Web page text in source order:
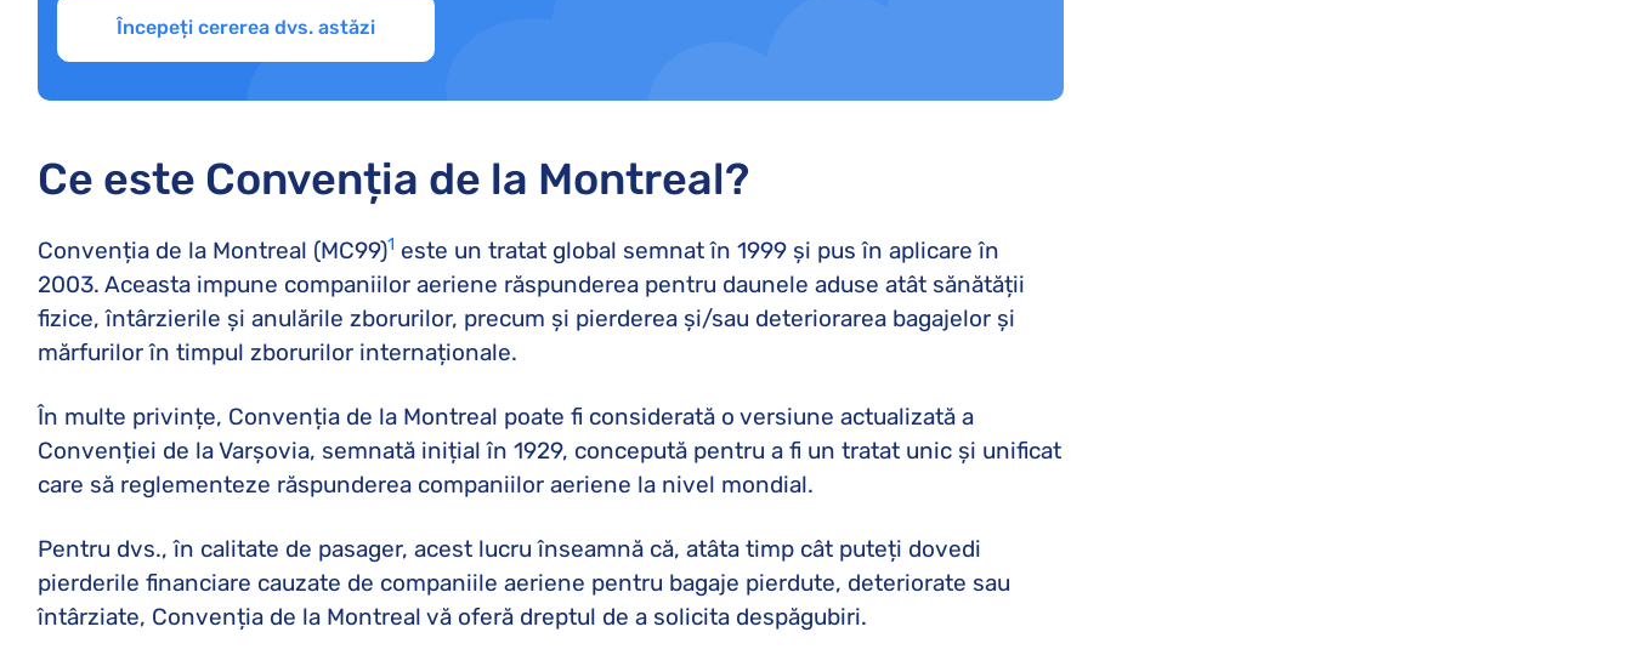
Începeți cererea dvs. astăzi
Ce este Convenția de la Montreal?
Convenția de la Montreal (MC99)1 este un tratat global semnat în 1999 și pus în aplicare în
2003. Aceasta impune companiilor aeriene răspunderea pentru daunele aduse atât sănătății
fizice, întârzierile și anulările zborurilor, precum și pierderea și/sau deteriorarea bagajelor și
mărfurilor în timpul zborurilor internaționale.
În multe privințe, Convenția de la Montreal poate fi considerată o versiune actualizată a
Convenției de la Varșovia, semnată inițial în 1929, concepută pentru a fi un tratat unic și unificat
care să reglementeze răspunderea companiilor aeriene la nivel mondial.
Pentru dvs., în calitate de pasager, acest lucru înseamnă că, atâta timp cât puteți dovedi
pierderile financiare cauzate de companiile aeriene pentru bagaje pierdute, deteriorate sau
întârziate, Convenția de la Montreal vă oferă dreptul de a solicita despăgubiri.